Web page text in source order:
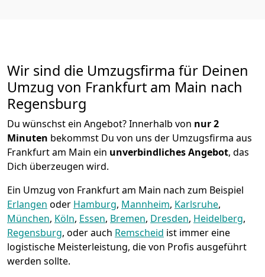
Wir sind die Umzugsfirma für Deinen
Umzug von Frankfurt am Main nach
Regensburg
Du wünschst ein Angebot? Innerhalb von nur 2
Minuten bekommst Du von uns der Umzugsfirma aus
Frankfurt am Main ein unverbindliches Angebot, das
Dich überzeugen wird.
Ein Umzug von Frankfurt am Main nach zum Beispiel
Erlangen oder Hamburg, Mannheim, Karlsruhe,
München, Köln, Essen, Bremen, Dresden, Heidelberg,
Regensburg, oder auch Remscheid ist immer eine
logistische Meisterleistung, die von Profis ausgeführt
werden sollte.